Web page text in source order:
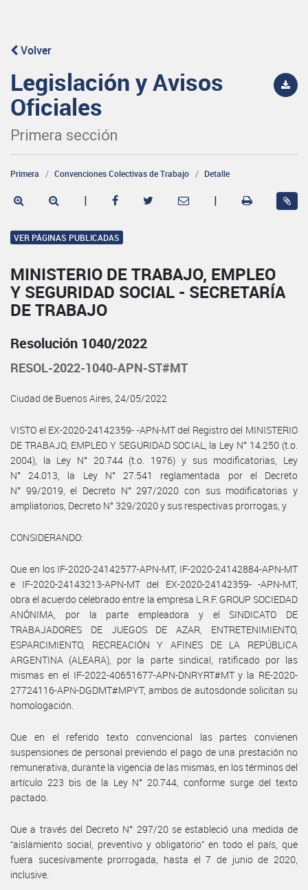
Volver
Legislación y Avisos
Oficiales
Primera sección
Primera Convenciones Colectivas de Trabajo Detalle
| |
VER PÁGINAS PUBLICADAS
MINISTERIO DE TRABAJO, EMPLEO
Y SEGURIDAD SOCIAL - SECRETARÍA
DE TRABAJO
Resolución 1040/2022
RESOL-2022-1040-APN-ST#MT
Ciudad de Buenos Aires, 24/05/2022
VISTO el EX-2020-24142359- -APN-MT del Registro del MINISTERIO
DE TRABAJO, EMPLEO Y SEGURIDAD SOCIAL, la Ley N° 14.250 (t.o.
2004), la Ley N° 20.744 (t.o. 1976) y sus modificatorias, Ley
N° 24.013, la Ley N° 27.541 reglamentada por el Decreto
N° 99/2019, el Decreto N° 297/2020 con sus modificatorias y
ampliatorios, Decreto N° 329/2020 y sus respectivas prorrogas, y
CONSIDERANDO:
Que en los IF-2020-24142577-APN-MT, IF-2020-24142884-APN-MT
e IF-2020-24143213-APN-MT del EX-2020-24142359- -APN-MT,
obra el acuerdo celebrado entre la empresa L.R.F. GROUP SOCIEDAD
ANÓNIMA, por la parte empleadora y el SINDICATO DE
TRABAJADORES DE JUEGOS DE AZAR, ENTRETENIMIENTO,
ESPARCIMIENTO, RECREACIÓN Y AFINES DE LA REPÚBLICA
ARGENTINA (ALEARA), por la parte sindical, ratificado por las
mismas en el IF-2022-40651677-APN-DNRYRT#MT y la RE-2020-
27724116-APN-DGDMT#MPYT, ambos de autosdonde solicitan su
homologación.
Que en el referido texto convencional las partes convienen
suspensiones de personal previendo el pago de una prestación no
remunerativa, durante la vigencia de las mismas, en los términos del
artículo 223 bis de la Ley N° 20.744, conforme surge del texto
pactado.
Que a través del Decreto N° 297/20 se estableció una medida de
“aislamiento social, preventivo y obligatorio” en todo el país, que
fuera sucesivamente prorrogada, hasta el 7 de junio de 2020,
inclusive.